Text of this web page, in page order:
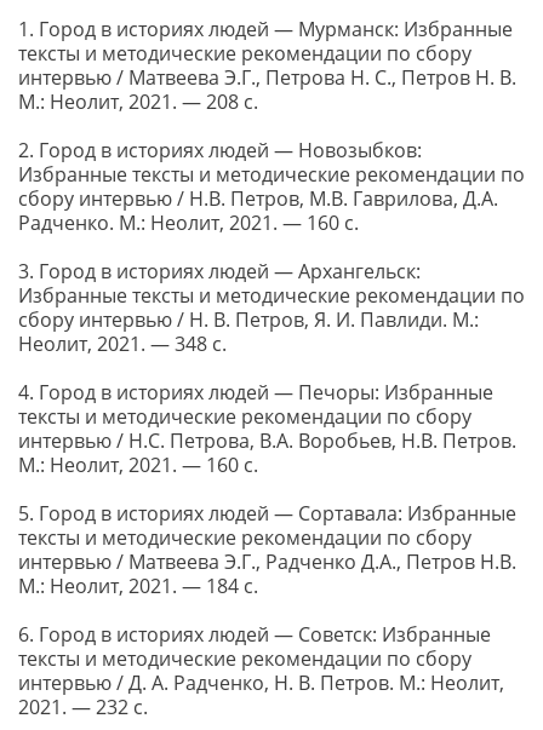
1. Город в историях людей — Мурманск: Избранные
тексты и методические рекомендации по сбору
интервью / Матвеева Э.Г., Петрова Н. С., Петров Н. В.
М.: Неолит, 2021. — 208 с.
2. Город в историях людей — Новозыбков:
Избранные тексты и методические рекомендации по
сбору интервью / Н.В. Петров, М.В. Гаврилова, Д.А.
Радченко. М.: Неолит, 2021. — 160 с.
3. Город в историях людей — Архангельск:
Избранные тексты и методические рекомендации по
сбору интервью / Н. В. Петров, Я. И. Павлиди. М.:
Неолит, 2021. — 348 с.
4. Город в историях людей — Печоры: Избранные
тексты и методические рекомендации по сбору
интервью / Н.С. Петрова, В.А. Воробьев, Н.В. Петров.
М.: Неолит, 2021. — 160 с.
5. Город в историях людей — Сортавала: Избранные
тексты и методические рекомендации по сбору
интервью / Матвеева Э.Г., Радченко Д.А., Петров Н.В.
М.: Неолит, 2021. — 184 с.
6. Город в историях людей — Советск: Избранные
тексты и методические рекомендации по сбору
интервью / Д. А. Радченко, Н. В. Петров. М.: Неолит,
2021. — 232 с.